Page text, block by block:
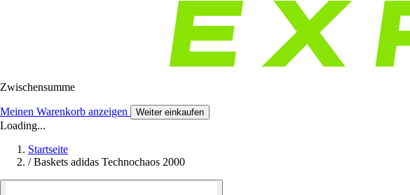
Zwischensumme
Meinen Warenkorb anzeigen Weiter einkaufen
Loading...
Startseite
/ Baskets adidas Technochaos 2000